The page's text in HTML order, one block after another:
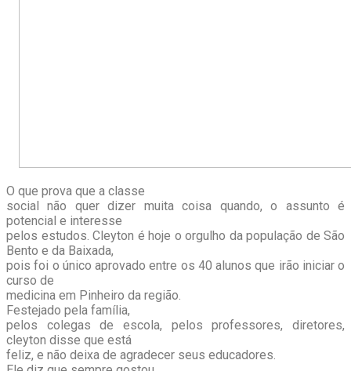
O que prova que a classe
social não quer dizer muita coisa quando, o assunto é
potencial e interesse
pelos estudos. Cleyton é hoje o orgulho da população de São
Bento e da Baixada,
pois foi o único aprovado entre os 40 alunos que irão iniciar o
curso de
medicina em Pinheiro da região.
Festejado pela família,
pelos colegas de escola, pelos professores, diretores,
cleyton disse que está
feliz, e não deixa de agradecer seus educadores.